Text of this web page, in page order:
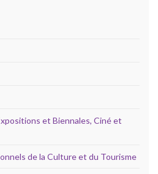
et Biennales, Ciné et
de la Culture et du Tourisme